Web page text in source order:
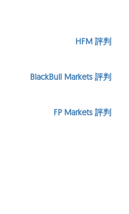
HFM 評判
BlackBull Markets 評判
FP Markets 評判